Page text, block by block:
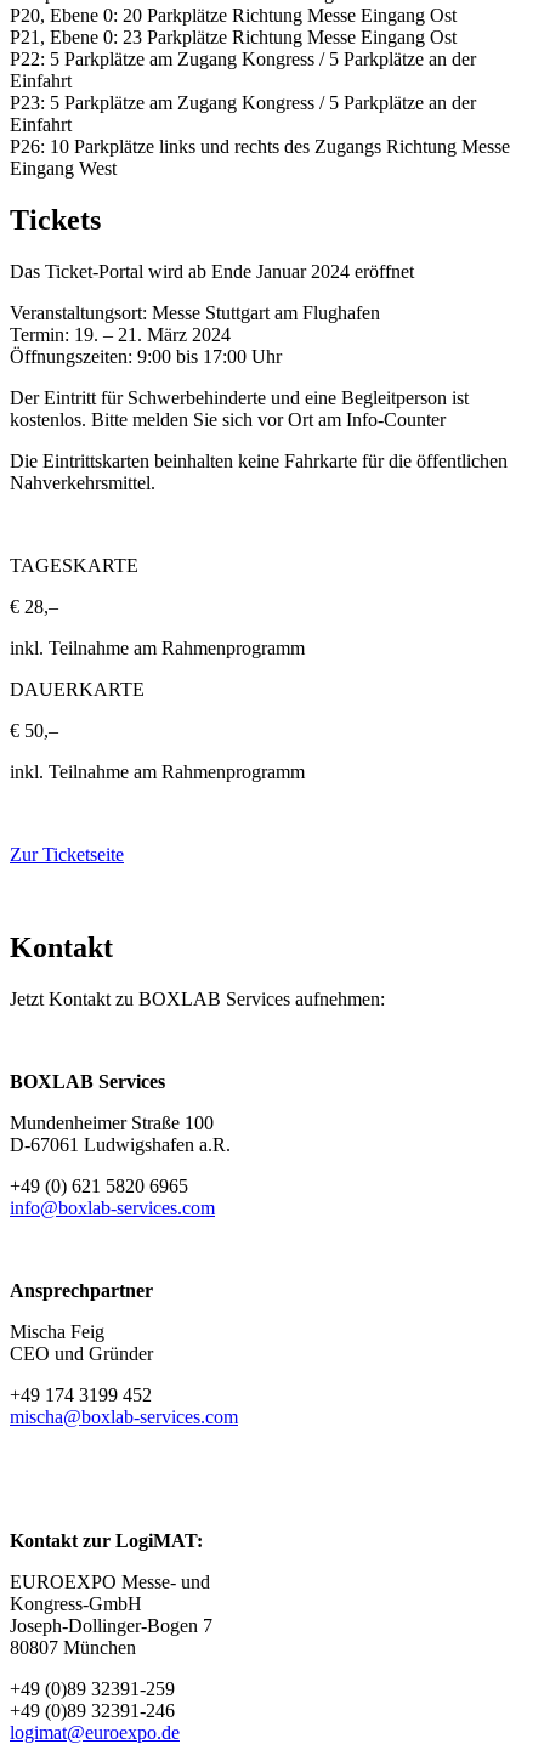
P20, Ebene 0: 20 Parkplätze Richtung Messe Eingang Ost
P21, Ebene 0: 23 Parkplätze Richtung Messe Eingang Ost
P22: 5 Parkplätze am Zugang Kongress / 5 Parkplätze an der
Einfahrt
P23: 5 Parkplätze am Zugang Kongress / 5 Parkplätze an der
Einfahrt
P26: 10 Parkplätze links und rechts des Zugangs Richtung Messe
Eingang West
Tickets
Das Ticket-Portal wird ab Ende Januar 2024 eröffnet
Veranstaltungsort: Messe Stuttgart am Flughafen
Termin: 19. – 21. März 2024
Öffnungszeiten: 9:00 bis 17:00 Uhr
Der Eintritt für Schwerbehinderte und eine Begleitperson ist
kostenlos. Bitte melden Sie sich vor Ort am Info-Counter
Die Eintrittskarten beinhalten keine Fahrkarte für die öffentlichen
Nahverkehrsmittel.
TAGESKARTE
€ 28,–
inkl. Teilnahme am Rahmenprogramm
DAUERKARTE
€ 50,–
inkl. Teilnahme am Rahmenprogramm
Zur Ticketseite
Kontakt
Jetzt Kontakt zu BOXLAB Services aufnehmen:
BOXLAB Services
Mundenheimer Straße 100
D-67061 Ludwigshafen a.R.
+49 (0) 621 5820 6965
info@boxlab-services.com
Ansprechpartner
Mischa Feig
CEO und Gründer
+49 174 3199 452
mischa@boxlab-services.com
Kontakt zur LogiMAT:
EUROEXPO Messe- und
Kongress-GmbH
Joseph-Dollinger-Bogen 7
80807 München
+49 (0)89 32391-259
+49 (0)89 32391-246
logimat@euroexpo.de